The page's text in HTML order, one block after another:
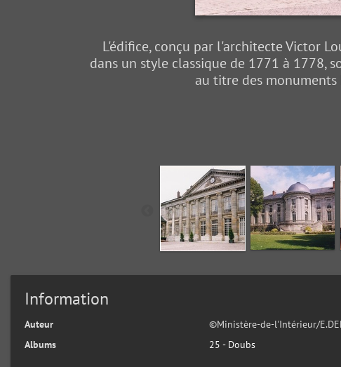
L'édifice, conçu par l'architecte Victor
dans un style classique de 1771 à 1778,
au titre des
Information
Auteur
©Ministère-de-l'Intérieur/
Albums
25 - Doubs